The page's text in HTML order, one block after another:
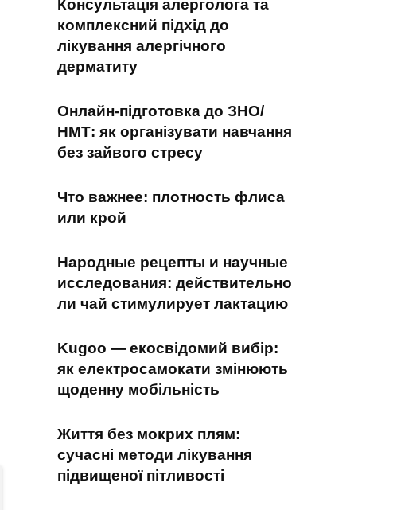
Консультація алерголога та
комплексний підхід до
лікування алергічного
дерматиту
Онлайн-підготовка до ЗНО/
НМТ: як організувати навчання
без зайвого стресу
Что важнее: плотность флиса
или крой
Народные рецепты и научные
исследования: действительно
ли чай стимулирует лактацию
Kugoo — екосвідомий вибір:
як електросамокати змінюють
щоденну мобільність
Життя без мокрих плям:
сучасні методи лікування
підвищеної пітливості